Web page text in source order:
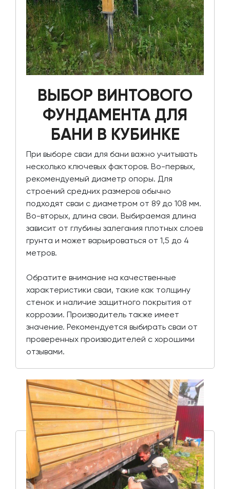
ВЫБОР ВИНТОВОГО
ФУНДАМЕНТА ДЛЯ
БАНИ В КУБИНКЕ
При выборе сваи для бани важно учитывать
несколько ключевых факторов. Во-первых,
рекомендуемый диаметр опоры. Для
строений средних размеров обычно
подходят сваи с диаметром от 89 до 108 мм.
Во-вторых, длина сваи. Выбираемая длина
зависит от глубины залегания плотных слоев
грунта и может варьироваться от 1,5 до 4
метров.
Обратите внимание на качественные
характеристики сваи, такие как толщину
стенок и наличие защитного покрытия от
коррозии. Производитель также имеет
значение. Рекомендуется выбирать сваи от
проверенных производителей с хорошими
отзывами.